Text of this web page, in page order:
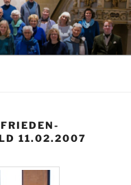
11.02.2007